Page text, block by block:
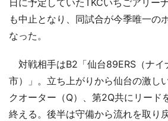
も中止となり、同試合が今季唯一の
なった。
対戦相手はB2「仙台89ERS（ナイ
市）」。立ち上がりから仙台の激し
クオーター（Q）、第2Q共にリード
終える。後半は守備から流れを取り